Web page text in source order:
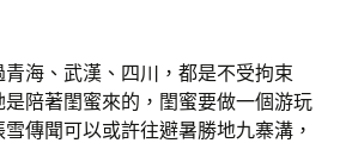
海、武漢、四川，都是不受拘束
陪著閨蜜來的，閨蜜要做一個游玩
傳聞可以或許往避暑勝地九寨溝，